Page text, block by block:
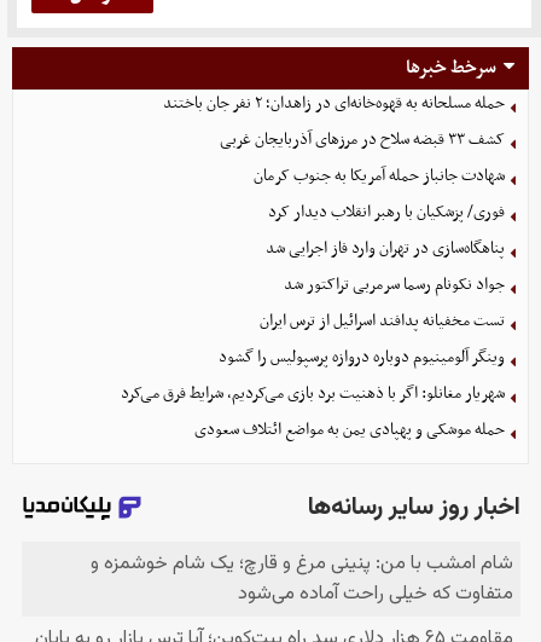
سرخط خبرها
حمله مسلحانه به قهوه‌خانه‌ای در زاهدان؛ ۲ نفر جان باختند
کشف ۳۳ قبضه سلاح در مرزهای آذربایجان غربی
شهادت جانباز حمله آمریکا به جنوب کرمان
فوری/ پزشکیان با رهبر انقلاب دیدار کرد
پناهگاه‌سازی در تهران وارد فاز اجرایی شد
جواد نکونام رسما سرمربی تراکتور شد
تست مخفیانه پدافند اسرائیل از ترس ایران
وینگر آلومینیوم دوباره دروازه پرسپولیس را گشود
شهریار مغانلو: اگر با ذهنیت برد بازی می‌کردیم، شرایط فرق می‌کرد
حمله موشکی و پهپادی یمن به مواضع ائتلاف سعودی